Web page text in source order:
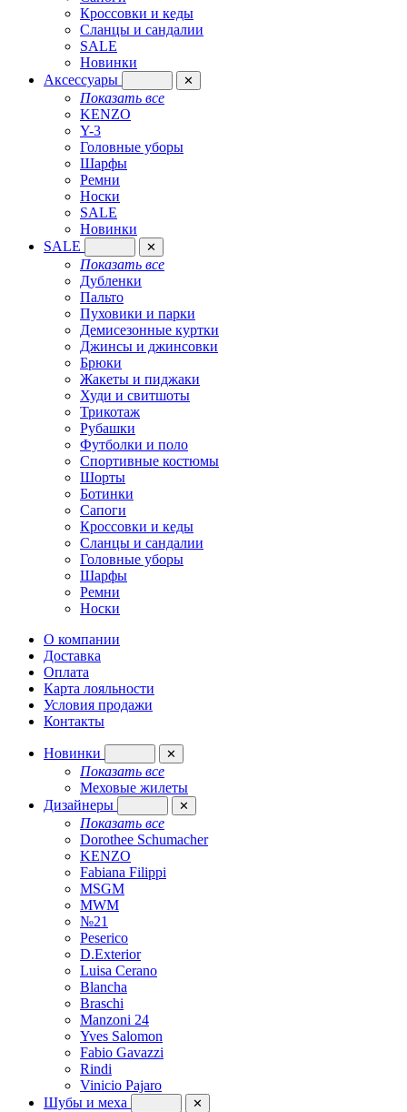
Кроссовки и кеды
Сланцы и сандалии
SALE
Новинки
Аксессуары
✕
Показать все
KENZO
Y-3
Головные уборы
Шарфы
Ремни
Носки
SALE
Новинки
SALE
✕
Показать все
Дубленки
Пальто
Пуховики и парки
Демисезонные куртки
Джинсы и джинсовки
Брюки
Жакеты и пиджаки
Худи и свитшоты
Трикотаж
Рубашки
Футболки и поло
Спортивные костюмы
Шорты
Ботинки
Сапоги
Кроссовки и кеды
Сланцы и сандалии
Головные уборы
Шарфы
Ремни
Носки
О компании
Доставка
Оплата
Карта лояльности
Условия продажи
Контакты
Новинки ✕
Показать все
Меховые жилеты
Дизайнеры
✕
Показать все
Dorothee Schumacher
KENZO
Fabiana Filippi
MSGM
MWM
№21
Peserico
D.Exterior
Luisa Cerano
Blancha
Braschi
Manzoni 24
Yves Salomon
Fabio Gavazzi
Rindi
Vinicio Pajaro
Шубы и меха
✕